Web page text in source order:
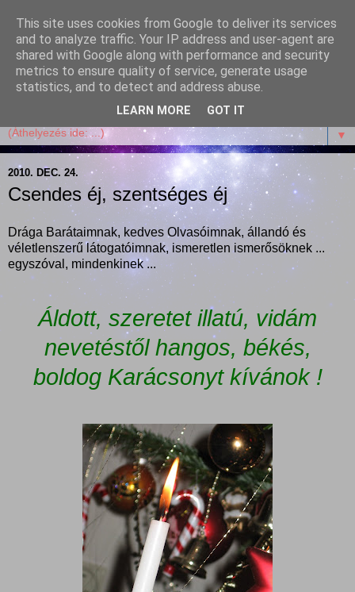
Garffyka
Szösszenetek a konyhámból, az életemből. Mosollyal,
receptekkel, vidámsággal, marcipánnal, csokival.
▼
2010. DEC. 24.
Csendes éj, szentséges éj
Drága Barátaimnak, kedves Olvasóimnak, állandó és
véletlenszerű látogatóimnak, ismeretlen ismerősöknek ...
egyszóval, mindenkinek ...
Áldott, szeretet illatú, vidám
nevetéstől hangos, békés,
boldog Karácsonyt kívánok !
This site uses cookies from Google to deliver its services
and to analyze traffic. Your IP address and user-agent are
shared with Google along with performance and security
metrics to ensure quality of service, generate usage
statistics, and to detect and address abuse.
LEARN MORE GOT IT